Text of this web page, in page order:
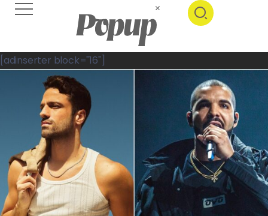
[adinserter block="16"]